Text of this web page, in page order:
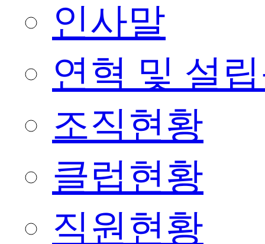
인사말
연혁 및 설
조직현황
클럽현황
직원현황